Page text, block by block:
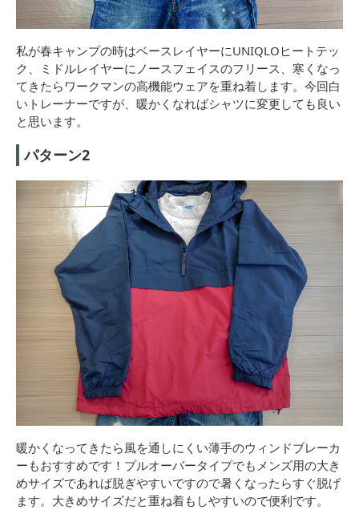
私が春キャンプの時はベースレイヤーにUNIQLOヒートテッ
ク、ミドルレイヤーにノースフェイスのフリース、寒くなっ
てきたらワークマンの高機能ウェアを重ね着します。今回白
いトレーナーですが、暖かくなればシャツに変更しても良い
と思います。
パターン2
暖かくなってきたら風を通しにくい薄手のウィンドブレーカ
ーもおすすめです！プルオーバータイプでもメンズ用の大き
めサイズであれば脱ぎやすいですので暑くなったらすぐ脱げ
ます。大きめサイズだと重ね着もしやすいので便利です。